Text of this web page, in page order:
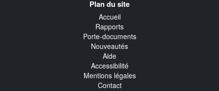
Plan du site
Accueil
Rapports
Porte-documents
Nouveautés
Aide
Accessibilité
Mentions légales
Contact